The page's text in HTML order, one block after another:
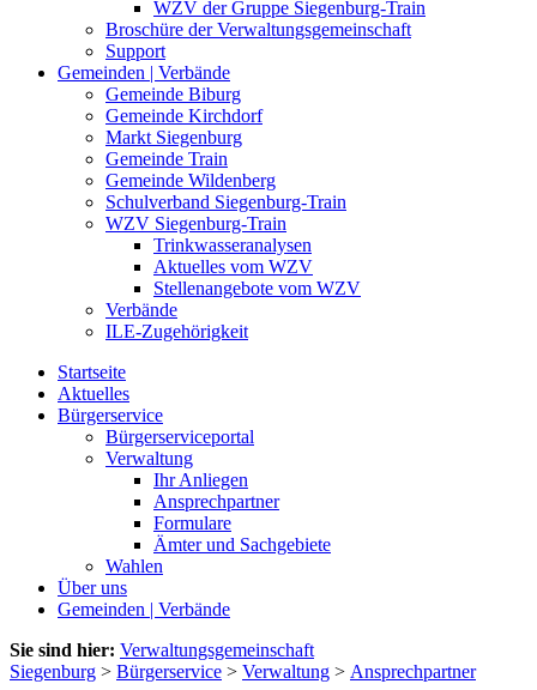
WZV der Gruppe Siegenburg-Train
Broschüre der Verwaltungsgemeinschaft
Support
Gemeinden | Verbände
Gemeinde Biburg
Gemeinde Kirchdorf
Markt Siegenburg
Gemeinde Train
Gemeinde Wildenberg
Schulverband Siegenburg-Train
WZV Siegenburg-Train
Trinkwasseranalysen
Aktuelles vom WZV
Stellenangebote vom WZV
Verbände
ILE-Zugehörigkeit
Startseite
Aktuelles
Bürgerservice
Bürgerserviceportal
Verwaltung
Ihr Anliegen
Ansprechpartner
Formulare
Ämter und Sachgebiete
Wahlen
Über uns
Gemeinden | Verbände
Sie sind hier: Verwaltungsgemeinschaft
Siegenburg > Bürgerservice > Verwaltung > Ansprechpartner